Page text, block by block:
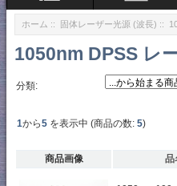
ホーム :: 固体レーザー光源 (波長) ::
1050nm DPSS レ
分類:
1から5 を表示中 (商品の数: 5)
商品画像 品